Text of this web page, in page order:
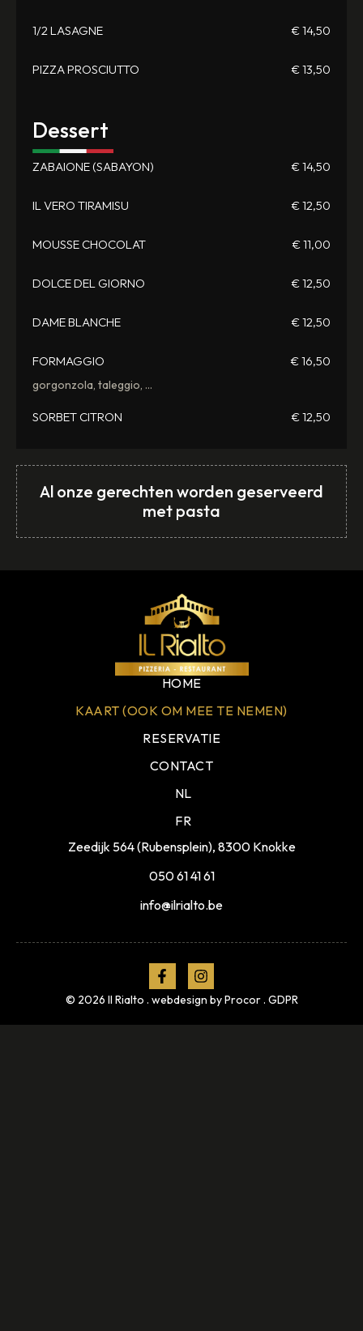
1/2 LASAGNE € 14,50
PIZZA PROSCIUTTO € 13,50
Dessert
ZABAIONE (SABAYON) € 14,50
IL VERO TIRAMISU € 12,50
MOUSSE CHOCOLAT € 11,00
DOLCE DEL GIORNO € 12,50
DAME BLANCHE € 12,50
FORMAGGIO € 16,50
gorgonzola, taleggio, ...
SORBET CITRON € 12,50
Al onze gerechten worden geserveerd
met pasta
HOME
KAART (OOK OM MEE TE NEMEN)
RESERVATIE
CONTACT
NL
FR
Zeedijk 564 (Rubensplein), 8300 Knokke
050 61 41 61
info@ilrialto.be
© 2026 Il Rialto . webdesign byProcor. GDPR